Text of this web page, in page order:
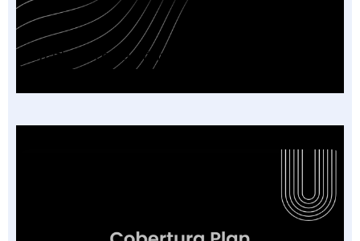
Chatbot IA para Citas en tu IPS: Guía 2026